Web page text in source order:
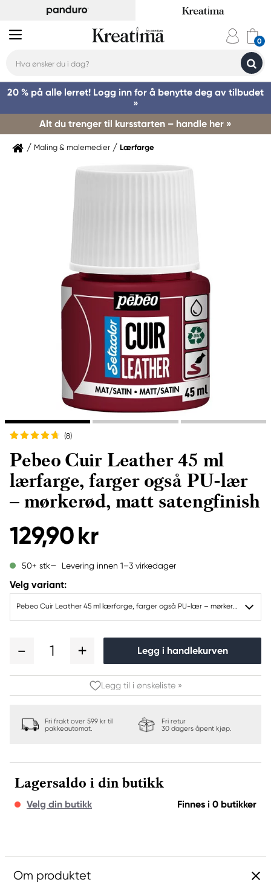
20 % på alle lerret! Logg inn for å benytte deg av tilbudet
»
Alt du trenger til kursstarten – handle her »
Maling & malemedier Lærfarge
(8)
Pebeo Cuir Leather 45 ml
lærfarge, farger også PU-lær
– mørkerød, matt satengfinish
129,90 kr
50+ stk Levering innen 1–3 virkedager
Velg variant:
Pebeo Cuir Leather 45 ml lærfarge, farger også PU-lær – mørkerød, matt satengfinish
1 Legg i handlekurven
Legg til i ønskeliste »
Fri frakt over 599 kr til
pakkeautomat.
Fri retur
30 dagers åpent kjøp.
Lagersaldo i din butikk
Velg din butikk Finnes i 0 butikker
Om produktet